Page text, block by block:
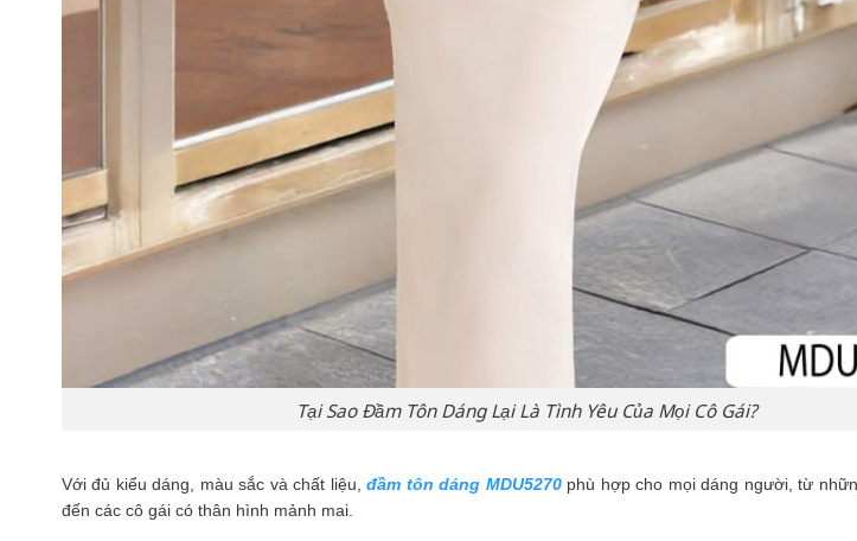
Tại Sao Đầm Tôn Dáng Lại Là Tình Yêu Của Mọi Cô Gái?
Với đủ kiểu dáng, màu sắc và chất liệu,đầm tôn dáng MDU5270 phù hợp cho mọi dáng người, từ
đến các cô gái có thân hình mảnh mai.
BỘ SƯU TẬP BLOG THỜI TRANG
Ý Đầm Dự Tiệc Cưới Tuổi 40 – Đẹp Tinh Tế Khó
BỘ SƯU TẬP BLOG THỜI TRANG
Top 10+ Mẫu Váy Hồng Pastel Dự
Nhàng Từ MDU Fashion